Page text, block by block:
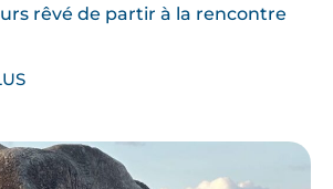
rêvé de partir à la rencontre